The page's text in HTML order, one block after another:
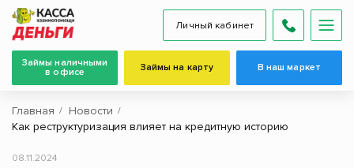
Личный кабинет
Займы наличными
в офисе
Займы на карту В наш маркет
Главная
Новости
Как реструктуризация влияет на кредитную историю
08.11.2024